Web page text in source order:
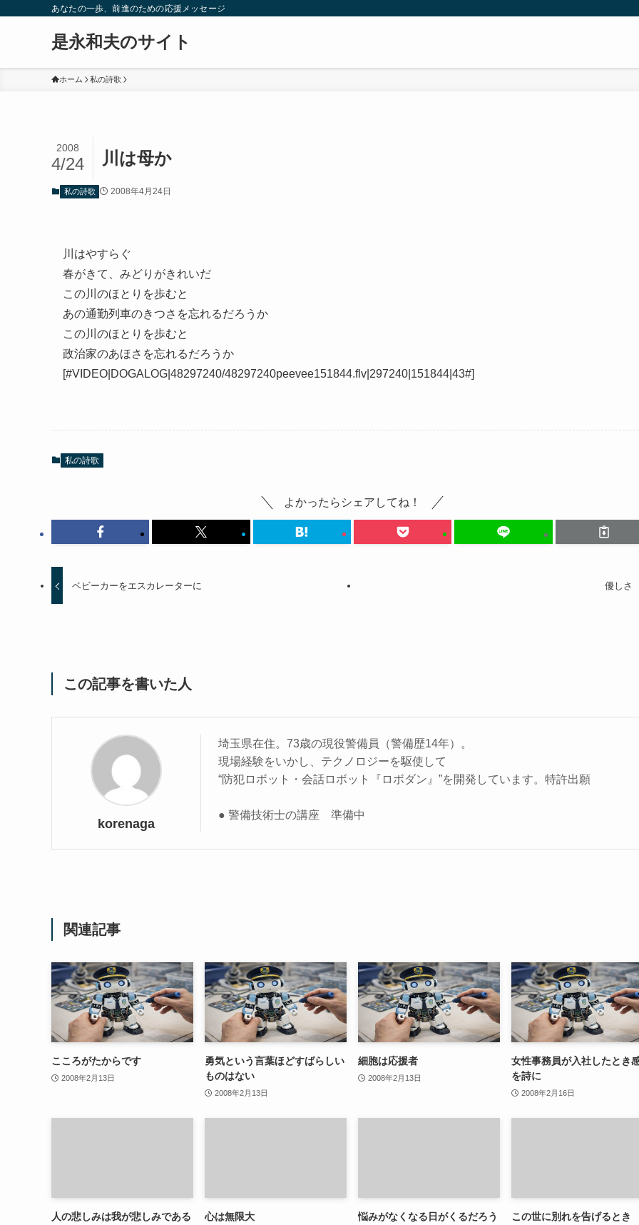
あなたの一歩、前進のための応援メッセージ
是永和夫のサイト
ホーム 私の詩歌
川は母か
2008
4/24
私の詩歌 2008年4月24日
川はやすらぐ
春がきて、みどりがきれいだ
この川のほとりを歩むと
あの通勤列車のきつさを忘れるだろうか
この川のほとりを歩むと
政治家のあほさを忘れるだろうか
[#VIDEO|DOGALOG|48297240/48297240peevee151844.flv|297240|151844|43#]
私の詩歌
よかったらシェアしてね！
ベビーカーをエスカレーターに 優しさ
この記事を書いた人
korenaga
埼玉県在住。73歳の現役警備員（警備歴14年）。
現場経験をいかし、テクノロジーを駆使して
“防犯ロボット・会話ロボット『ロボダン』”を開発しています。特許出願
● 警備技術士の講座 準備中
関連記事
こころがたからです
2008年2月13日
勇気という言葉ほどすばらしい
ものはない
2008年2月13日
細胞は応援者
2008年2月13日
女性事務員が入社したとき
を詩に
2008年2月16日
人の悲しみは我が悲しみである 心は無限大
悩みがなくなる日がくるだろう
この世に別れを告げるとき